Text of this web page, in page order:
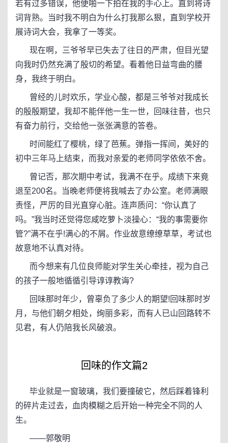
若有过多错误，他便啪一下拍在我的手心上。直到将诗
词背熟。当时我不明白为什么打我那么狠，直到学校开
展诗词大会，我拿了一等奖。
现在啊，三爷爷早已失去了往日的严肃，但目光望
向我时仍然充满了殷切的希望。看着他日益弯曲的腰
身，我终于明白。
曾经的儿时欢乐，学业心酸，都是三爷爷对我成长
的殷殷期望，我却不能伴他一生一世，回味往昔，也只
有奋力前行，交给他一张张满意的答卷。
时间能红了樱桃，绿了芭蕉。弹指一挥间，美好的
初中三年马上结束，而我对亲爱的老师同学依依不舍。
曾记否，那次期中考试，我满不在乎。成绩下来竟
退至200名。当晚老师便将我喊去了办公室。老师满眼
责怪，严厉的目光直穿心脏。连声质问：“你认真了
吗。”我当时还觉得您咸吃萝卜淡操心：“我的事需要你
管?”满不在乎!满心的不屑。作业故意缭缭草草，考试也
故意地不认真对待。
而今想来有几位良师能对学生关心牵挂，视为自己
的孩子一般地循循引导谆谆教诲?
回味那时年少，曾辜负了多少人的期望!回味那时岁
月，与他们朝夕相处，绚丽多彩，而有人已山回路转不
见君，有人仍陪我长风破浪。
回味的作文篇2
毕业就是一窗玻璃，我们要撞破它，然后踩着锋利
的碎片走过去，血肉模糊之后开始一种完全不同的人
生。
——郭敬明